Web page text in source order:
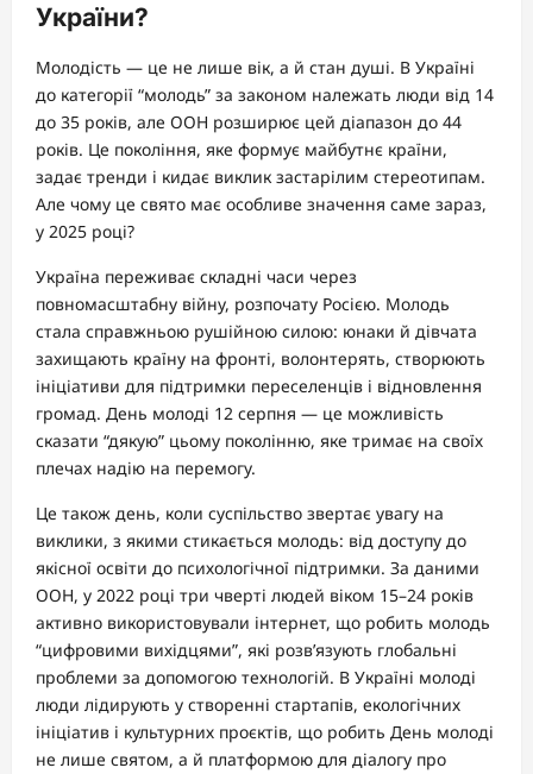
України?
Молодість — це не лише вік, а й стан душі. В Україні
до категорії “молодь” за законом належать люди від 14
до 35 років, але ООН розширює цей діапазон до 44
років. Це покоління, яке формує майбутнє країни,
задає тренди і кидає виклик застарілим стереотипам.
Але чому це свято має особливе значення саме зараз,
у 2025 році?
Україна переживає складні часи через
повномасштабну війну, розпочату Росією. Молодь
стала справжньою рушійною силою: юнаки й дівчата
захищають країну на фронті, волонтерять, створюють
ініціативи для підтримки переселенців і відновлення
громад. День молоді 12 серпня — це можливість
сказати “дякую” цьому поколінню, яке тримає на своїх
плечах надію на перемогу.
Це також день, коли суспільство звертає увагу на
виклики, з якими стикається молодь: від доступу до
якісної освіти до психологічної підтримки. За даними
ООН, у 2022 році три чверті людей віком 15–24 років
активно використовували інтернет, що робить молодь
“цифровими вихідцями”, які розв’язують глобальні
проблеми за допомогою технологій. В Україні молоді
люди лідирують у створенні стартапів, екологічних
ініціатив і культурних проєктів, що робить День молоді
не лише святом, а й платформою для діалогу про